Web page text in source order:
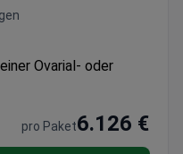
Ovarial- oder
pro Paket6.126 €